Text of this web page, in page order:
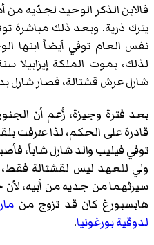
فالابن الذكر الوحيد لجدّيه من
يترك ذرية. وبعد ذلك مباشرة
نفس العام توفي أيضاً ابنها
لذلك، بموت الملكة إيزابيلا
شارل عرش قشتالة، فصار شارل
بعد فترة وجيزة، زُعم أن
قادرة على الحكم، لذا عـُرفت
توفي فيليب والد شارل شاباً،
ولي للعهد ليس لقشتالة فقط،
سيرثهما من جديه من أبيه، لأن
هابسبورغ كان قد تزوج من
لدوقية بورغونيا.